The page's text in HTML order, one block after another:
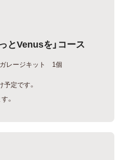
とVenusを」コース
レージキット 1個
定です。
。